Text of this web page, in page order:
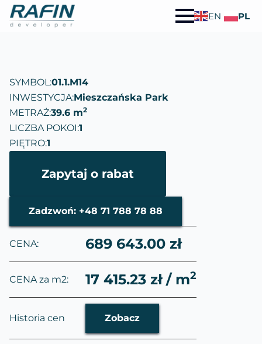
EN PL
SYMBOL:01.1.M14
INWESTYCJA:Mieszczańska Park
METRAŻ:39.6 m2
LICZBA POKOI:1
PIĘTRO:1
Zapytaj o rabat
Zadzwoń: +48 71 788 78 88
CENA: 689 643.00 zł
CENA za m2: 17 415.23 zł / m2
Historia cen Zobacz